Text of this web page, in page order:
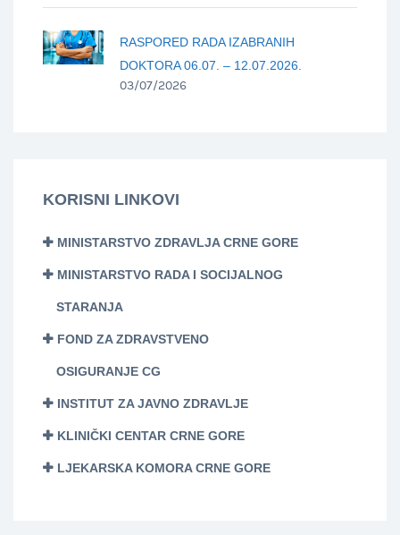
RASPORED RADA IZABRANIH
DOKTORA 06.07. – 12.07.2026.
03/07/2026
KORISNI LINKOVI
MINISTARSTVO ZDRAVLJA CRNE GORE
MINISTARSTVO RADA I SOCIJALNOG
STARANJA
FOND ZA ZDRAVSTVENO
OSIGURANJE CG
INSTITUT ZA JAVNO ZDRAVLJE
KLINIČKI CENTAR CRNE GORE
LJEKARSKA KOMORA CRNE GORE